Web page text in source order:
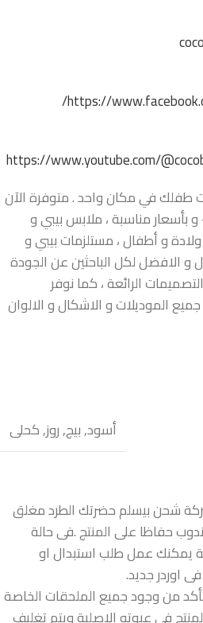
https://
https://www.youtube.com/
طفلك في مكان واحد . متوفرة الآن
بأسعار مناسبة ، ملابس بيبي و
و أطفال ، مستلزمات بيبي و
و الافضل لكل الباحثين عن الجودة
الرائعة ، كما نوفر
الموديلات و الاشكال و الالوان
أسود,بيج,روز,كحلى
شحن بيسلم حضرتك الطرد مغلق
حفاظا على المنتج .فى حالة
يمكنك عمل طلب استبدال او
اوردر جديد.
تأكد من وجود جميع الملحقات الخاصة
فى عبوته الاصلية ويتم تغليف